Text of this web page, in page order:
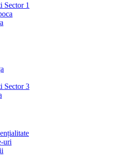
Sector 1
Sector 3
uri